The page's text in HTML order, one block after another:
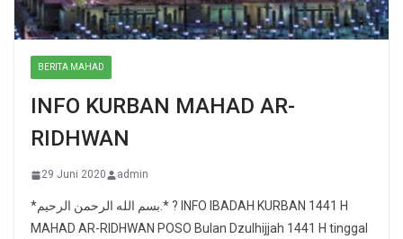
BERITA MAHAD
INFO KURBAN MAHAD AR-
RIDHWAN
29 Juni 2020 admin
*بسم الله الرحمن الرحيم.* ? INFO IBADAH KURBAN 1441 H
MAHAD AR-RIDHWAN POSO Bulan Dzulhijjah 1441 H tinggal